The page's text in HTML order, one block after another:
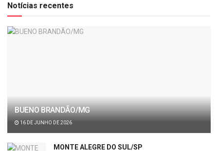
Notícias recentes
BUENO BRANDÃO/MG
16 DE JUNHO DE 2026
MONTE ALEGRE DO SUL/SP